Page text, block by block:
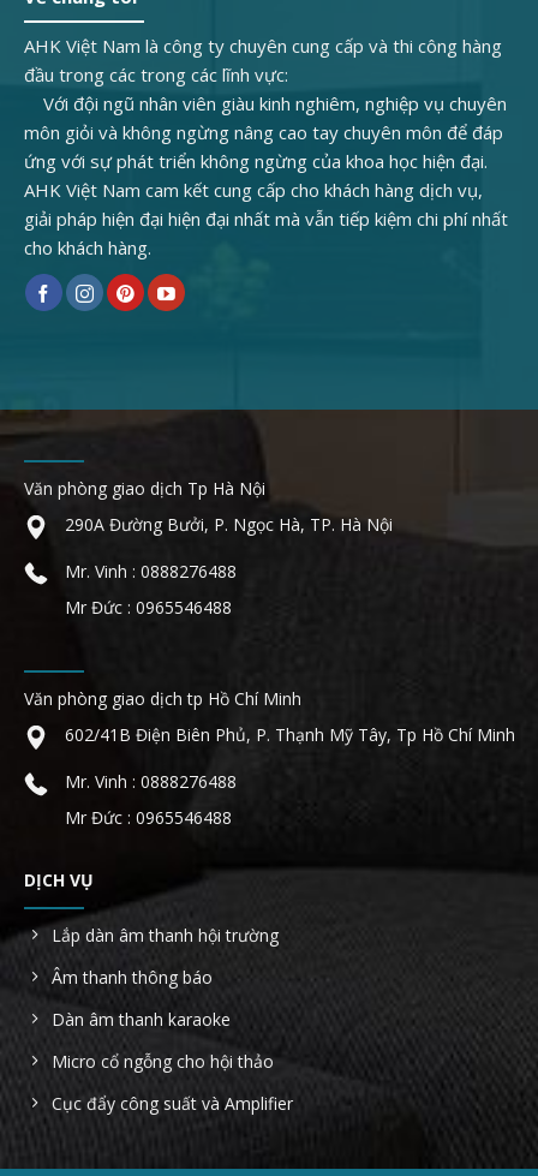
AHK Việt Nam là công ty chuyên cung cấp và thi công hàng
đầu trong các trong các lĩnh vực:
Với đội ngũ nhân viên giàu kinh nghiêm, nghiệp vụ chuyên
môn giỏi và không ngừng nâng cao tay chuyên môn để đáp
ứng với sự phát triển không ngừng của khoa học hiện đại.
AHK Việt Nam cam kết cung cấp cho khách hàng dịch vụ,
giải pháp hiện đại hiện đại nhất mà vẫn tiếp kiệm chi phí nhất
cho khách hàng.
Văn phòng giao dịch Tp Hà Nội
290A Đường Bưởi, P. Ngọc Hà, TP. Hà Nội
Mr. Vinh : 0888276488
Mr Đức : 0965546488
Văn phòng giao dịch tp Hồ Chí Minh
602/41B Điện Biên Phủ, P. Thạnh Mỹ Tây, Tp Hồ Chí Minh
Mr. Vinh : 0888276488
Mr Đức : 0965546488
DỊCH VỤ
Lắp dàn âm thanh hội trường
Âm thanh thông báo
Dàn âm thanh karaoke
Micro cổ ngỗng cho hội thảo
Cục đẩy công suất và Amplifier